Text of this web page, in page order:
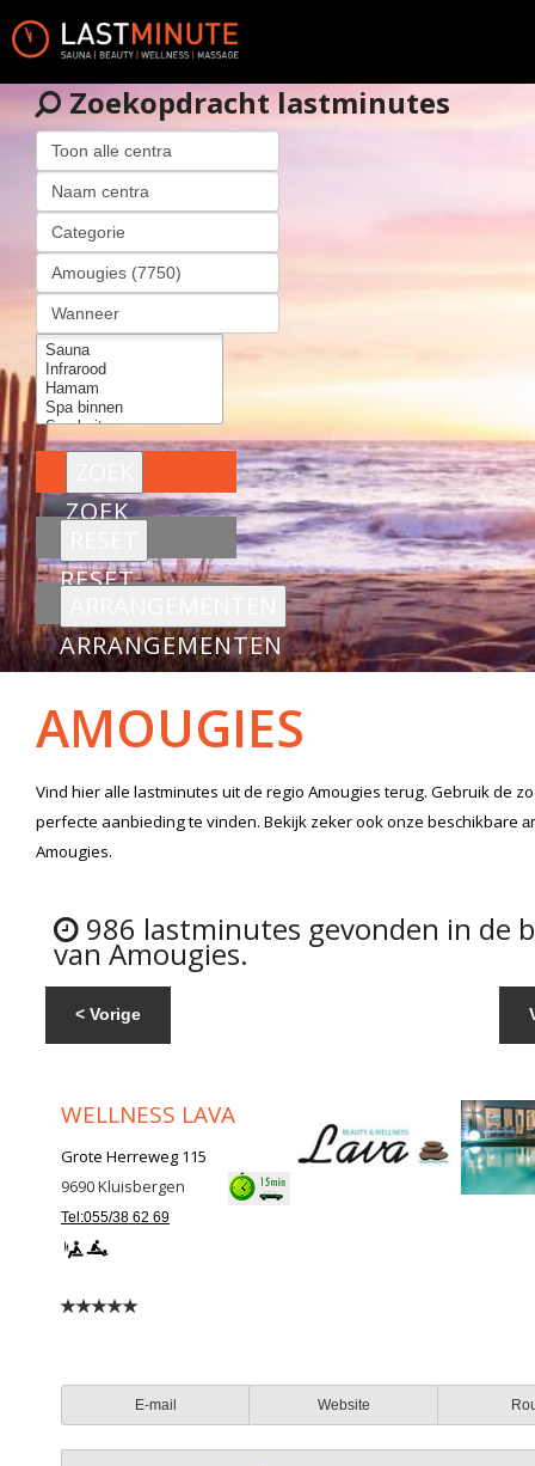
Zoekopdracht lastminutes
ZOEK
RESET
ARRANGEMENTEN
AMOUGIES
Vind hier alle lastminutes uit de regio Amougiesterug. Gebruik de
perfecte aanbieding te vinden. Bekijk zeker ook onze beschikbare
Amougies.
986 lastminutes gevonden in de
van Amougies.
< Vorige
WELLNESS LAVA
Grote Herreweg 115
9690Kluisbergen
Tel:055/38 62 69
E-mail Website